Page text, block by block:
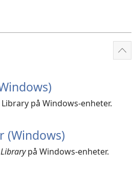
Visa
på Windows-enheter.
(Windows)
Librarypå Windows-enheter.